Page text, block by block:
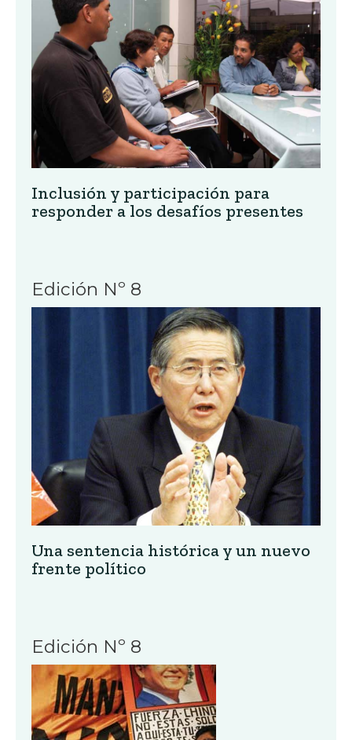
Inclusión y participación para
responder a los desafíos presentes
Edición Nº 8
Una sentencia histórica y un nuevo
frente político
Edición Nº 8